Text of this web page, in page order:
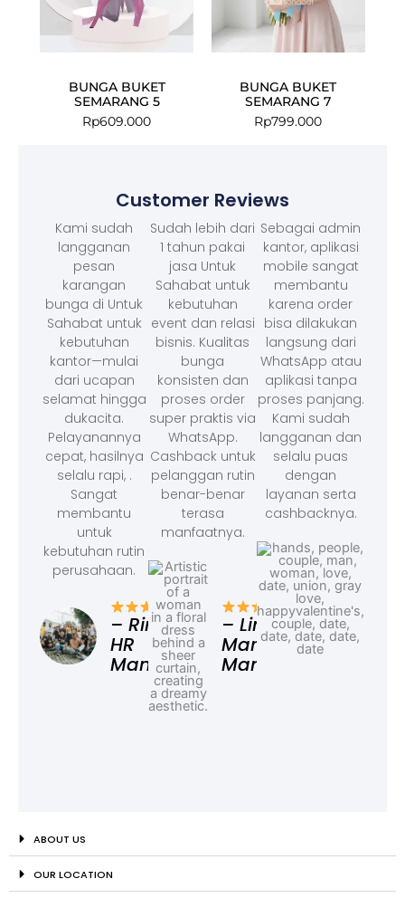
BUNGA BUKET
SEMARANG 5
Rp609.000
BUNGA BUKET
SEMARANG 7
Rp799.000
Customer Reviews
Kami sudah
langganan
pesan
karangan
bunga di Untuk
Sahabat untuk
kebutuhan
kantor—mulai
dari ucapan
selamat hingga
dukacita.
Pelayanannya
cepat, hasilnya
selalu rapi, .
Sangat
membantu
untuk
kebutuhan rutin
perusahaan.
– Rina,
HR
Manager
Sudah lebih dari
1 tahun pakai
jasa Untuk
Sahabat untuk
kebutuhan
event dan relasi
bisnis. Kualitas
bunga
konsisten dan
proses order
super praktis via
WhatsApp.
Cashback untuk
pelanggan rutin
benar-benar
terasa
manfaatnya.
– Linda,
Marketing
Manager
Sebagai admin
kantor, aplikasi
mobile sangat
membantu
karena order
bisa dilakukan
langsung dari
WhatsApp atau
aplikasi tanpa
proses panjang.
Kami sudah
langganan dan
selalu puas
dengan
layanan serta
cashbacknya.
ABOUT US
OUR LOCATION